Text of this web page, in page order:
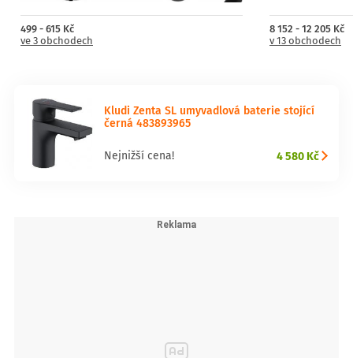
499 - 615 Kč
ve 3 obchodech
8 152 - 12 205 Kč
v 13 obchodech
Kludi Zenta SL umyvadlová baterie stojící
černá 483893965
Nejnižší cena! 4 580 Kč